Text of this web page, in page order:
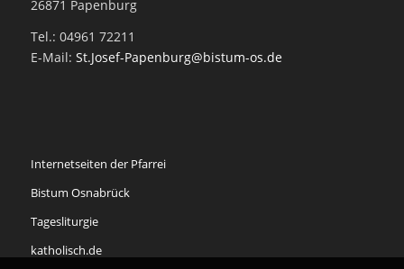
26871 Papenburg
Tel.: 04961 72211
E-Mail: St.Josef-Papenburg@bistum-os.de
Internetseiten der Pfarrei
Bistum Osnabrück
Tagesliturgie
katholisch.de